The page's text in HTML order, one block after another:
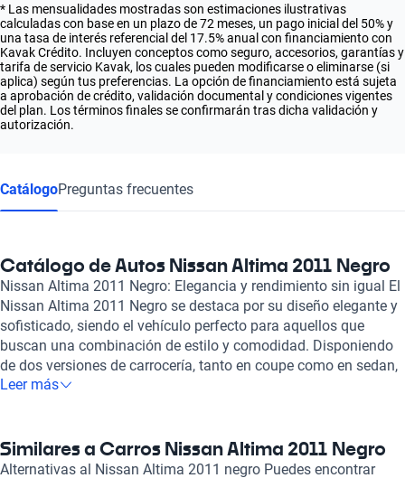
* Las mensualidades mostradas son estimaciones ilustrativas
calculadas con base en un plazo de 72 meses, un pago inicial del 50% y
una tasa de interés referencial del 17.5% anual con financiamiento con
Kavak Crédito. Incluyen conceptos como seguro, accesorios, garantías y
tarifa de servicio Kavak, los cuales pueden modificarse o eliminarse (si
aplica) según tus preferencias. La opción de financiamiento está sujeta
a aprobación de crédito, validación documental y condiciones vigentes
del plan. Los términos finales se confirmarán tras dicha validación y
autorización.
CatálogoPreguntas frecuentes
Catálogo de Autos Nissan Altima 2011 Negro
Nissan Altima 2011 Negro: Elegancia y rendimiento sin igual El
Nissan Altima 2011 Negro se destaca por su diseño elegante y
sofisticado, siendo el vehículo perfecto para aquellos que
buscan una combinación de estilo y comodidad. Disponiendo
de dos versiones de carrocería, tanto en coupe como en sedan,
este modelo atrae miradas gracias a su acabado en un
capó, el Nissan Altima 2011 ofrece opciones de motorización
que varían entre 2.5 y 3.5 litros, garantizando un excelente
Leer más
Similares a Carros Nissan Altima 2011 Negro
Alternativas al Nissan Altima 2011 negro Puedes encontrar